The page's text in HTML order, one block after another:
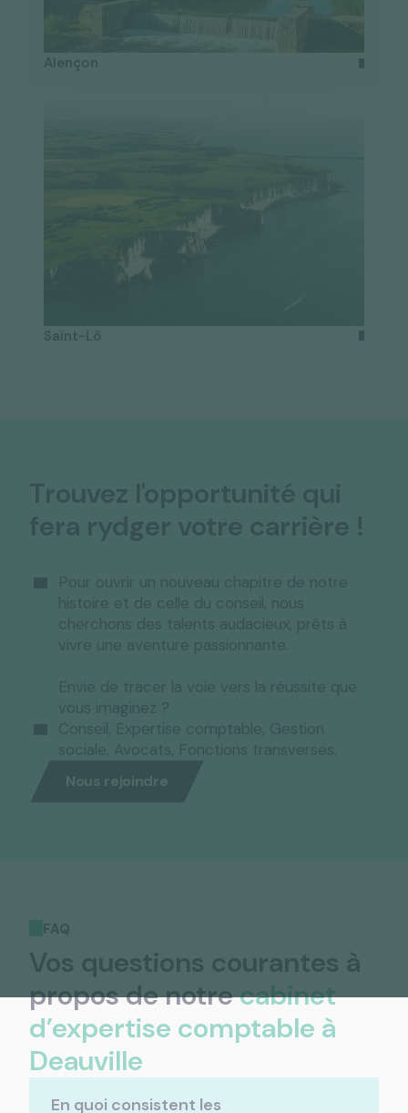
Alençon
Saint-Lô
Trouvez l'opportunité qui
fera rydger votre carrière !
Pour ouvrir un nouveau chapitre de notre
histoire et de celle du conseil, nous
cherchons des talents audacieux, prêts à
vivre une aventure passionnante.
Envie de tracer la voie vers la réussite que
vous imaginez ?
Conseil, Expertise comptable, Gestion
sociale, Avocats, Fonctions transverses.
Nous rejoindre
FAQ
Vos questions courantes à
propos de notrecabinet
d’expertise comptable à
Deauville
En quoi consistent les